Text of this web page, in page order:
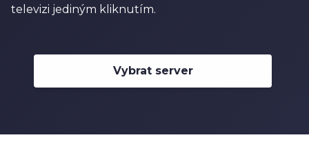
televizi jediným kliknutím.
Vybrat server